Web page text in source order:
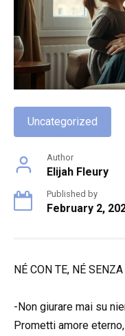
Uncategorized
Author
Elijah Fleury
Published by
February 2,
NÉ CON TE, NÉ
-Non giurare mai su
Prometti amore